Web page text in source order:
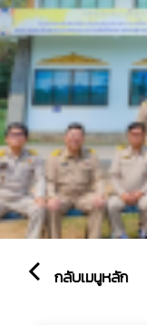
arrow_back_ios กลับเมนูหลัก